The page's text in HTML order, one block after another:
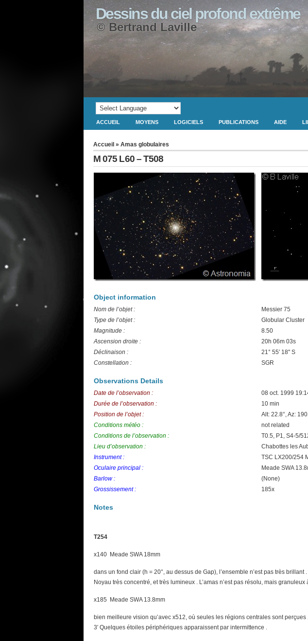
Dessins du ciel profond extrême
© Bertrand Laville
ACCUEIL MOYENS LOGICIELS PUBLICATIONS AIDE
Accueil » Amas globulaires
M 075 L60 – T508
Object information
Nom de l’objet :
Messier 75
Type de l’objet :
Globular Cluster
Magnitude :
8.50
Ascension droite :
20h 06m 03s
Déclinaison :
21° 55′ 18" S
Constellation :
SGR
Observations Details
Date de l’observation :
08 oct. 1999
Durée de l’observation :
10 min
Position de l’objet :
Alt: 22.8°, Az:
Conditions météo :
not related
Conditions de l’observation :
T0.5, P1, S4-5/
Lieu d’observation :
Chabottes les
Instrument :
TSC LX200/254
Oculaire principal :
Meade SWA
Barlow :
(None)
Grossissement :
185x
Notes
T254
x140 Meade SWA 18mm
dans un fond clair (h = 20°, au dessus de Gap), l’ensemble n’est pas très
Noyau très concentré, et très lumineux . L’amas n’est pas résolu, mais granuleux
x185 Meade SWA 13.8mm
bien meilleure vision qu’avec x512, où seules les régions centrales sont
3′ Quelques étoiles périphériques apparaissent par intermittence .